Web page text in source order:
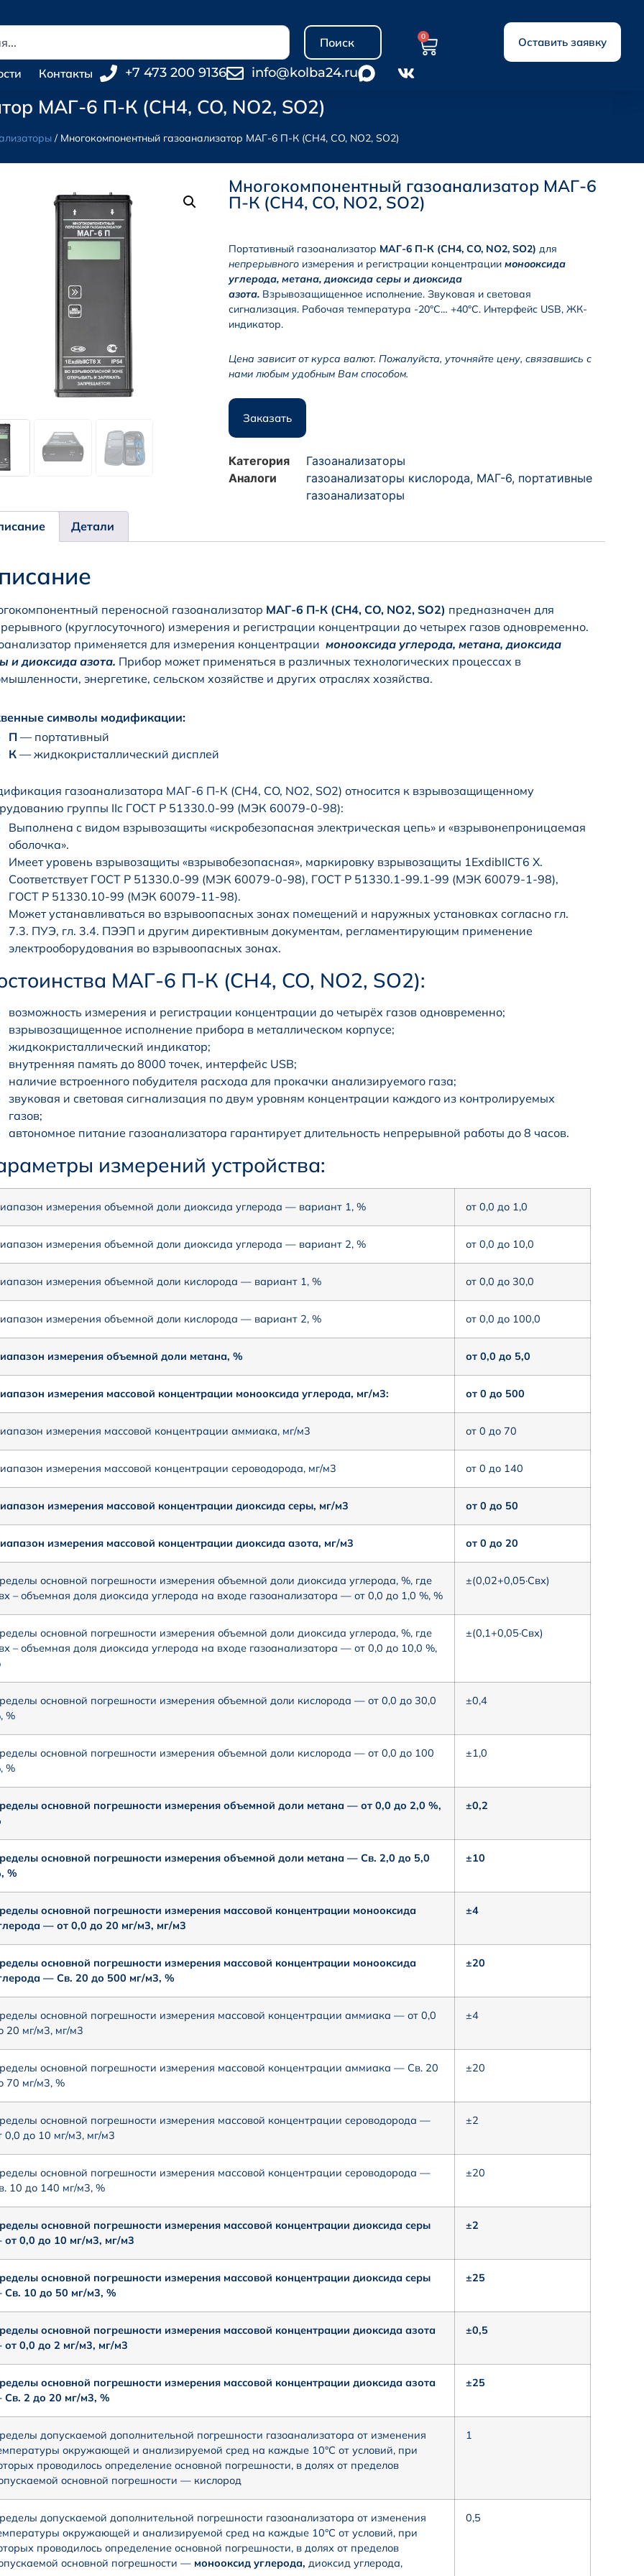
Поиск 0 Оставить заявку
Контакты +7 473 200 9136 info@kolba24.ru
МАГ-6 П-К (CH4, CO, NO2, SO2)
/ Многокомпонентный газоанализатор МАГ-6 П-К (CH4, CO, NO2, SO2)
Многокомпонентный газоанализатор МАГ-6
П-К (CH4, CO, NO2, SO2)
Портативный газоанализатор МАГ-6 П-К (CH4, CO, NO2, SO2) для
непрерывного измерения и регистрации концентрации монооксида
углерода, метана, диоксида серы и диоксида
азота. Взрывозащищенное исполнение. Звуковая и световая
сигнализация. Рабочая температура -20°С… +40°С. Интерфейс USB, ЖК-
индикатор.
Цена зависит от курса валют. Пожалуйста, уточняйте цену, связавшись с
нами любым удобным Вам способом.
Заказать
Категория
Газоанализаторы
Аналоги
газоанализаторы кислорода, МАГ-6, портативные
газоанализаторы
Детали
переносной газоанализатор МАГ-6 П-К (CH4, CO, NO2, SO2) предназначен для
(круглосуточного) измерения и регистрации концентрации до четырех газов одновременно.
применяется для измерения концентрации монооксида углерода, метана, диоксида
и диоксида азота. Прибор может применяться в различных технологических процессах в
энергетике, сельском хозяйстве и других отраслях хозяйства.
символы модификации:
П — портативный
К — жидкокристаллический дисплей
газоанализатора МАГ-6 П-К (CH4, CO, NO2, SO2) относится к взрывозащищенному
группы IIc ГОСТ Р 51330.0-99 (МЭК 60079-0-98):
Выполнена с видом взрывозащиты «искробезопасная электрическая цепь» и «взрывонепроницаемая
оболочка».
Имеет уровень взрывозащиты «взрывобезопасная», маркировку взрывозащиты 1ExdibIICT6 X.
Соответствует ГОСТ Р 51330.0-99 (МЭК 60079-0-98), ГОСТ Р 51330.1-99.1-99 (МЭК 60079-1-98),
ГОСТ Р 51330.10-99 (МЭК 60079-11-98).
Может устанавливаться во взрывоопасных зонах помещений и наружных установках согласно гл.
7.3. ПУЭ, гл. 3.4. ПЭЭП и другим директивным документам, регламентирующим применение
электрооборудования во взрывоопасных зонах.
МАГ-6 П-К (CH4, CO, NO2, SO2):
возможность измерения и регистрации концентрации до четырёх газов одновременно;
взрывозащищенное исполнение прибора в металлическом корпусе;
жидкокристаллический индикатор;
внутренняя память до 8000 точек, интерфейс USB;
наличие встроенного побудителя расхода для прокачки анализируемого газа;
звуковая и световая сигнализация по двум уровням концентрации каждого из контролируемых
газов;
автономное питание газоанализатора гарантирует длительность непрерывной работы до 8 часов.
измерений устройства:
измерения объемной доли диоксида углерода — вариант 1, % от 0,0 до 1,0
измерения объемной доли диоксида углерода — вариант 2, % от 0,0 до 10,0
измерения объемной доли кислорода — вариант 1, % от 0,0 до 30,0
измерения объемной доли кислорода — вариант 2, % от 0,0 до 100,0
измерения объемной доли метана, % от 0,0 до 5,0
измерения массовой концентрации монооксида углерода, мг/м3: от 0 до 500
измерения массовой концентрации аммиака, мг/м3 от 0 до 70
измерения массовой концентрации сероводорода, мг/м3 от 0 до 140
измерения массовой концентрации диоксида серы, мг/м3 от 0 до 50
измерения массовой концентрации диоксида азота, мг/м3 от 0 до 20
основной погрешности измерения объемной доли диоксида углерода, %, где
– объемная доля диоксида углерода на входе газоанализатора — от 0,0 до 1,0 %, %
±(0,02+0,05·Cвх)
основной погрешности измерения объемной доли диоксида углерода, %, где
– объемная доля диоксида углерода на входе газоанализатора — от 0,0 до 10,0 %,
±(0,1+0,05·Cвх)
основной погрешности измерения объемной доли кислорода — от 0,0 до 30,0
%
±0,4
основной погрешности измерения объемной доли кислорода — от 0,0 до 100
%
±1,0
основной погрешности измерения объемной доли метана — от 0,0 до 2,0 %,
±0,2
основной погрешности измерения объемной доли метана — Св. 2,0 до 5,0
%
±10
основной погрешности измерения массовой концентрации монооксида
— от 0,0 до 20 мг/м3, мг/м3
±4
основной погрешности измерения массовой концентрации монооксида
— Св. 20 до 500 мг/м3, %
±20
основной погрешности измерения массовой концентрации аммиака — от 0,0
20 мг/м3, мг/м3
±4
основной погрешности измерения массовой концентрации аммиака — Св. 20
70 мг/м3, %
±20
основной погрешности измерения массовой концентрации сероводорода —
0,0 до 10 мг/м3, мг/м3
±2
основной погрешности измерения массовой концентрации сероводорода —
10 до 140 мг/м3, %
±20
основной погрешности измерения массовой концентрации диоксида серы
0,0 до 10 мг/м3, мг/м3
±2
основной погрешности измерения массовой концентрации диоксида серы
10 до 50 мг/м3, %
±25
основной погрешности измерения массовой концентрации диоксида азота
0,0 до 2 мг/м3, мг/м3
±0,5
основной погрешности измерения массовой концентрации диоксида азота
2 до 20 мг/м3, %
±25
допускаемой дополнительной погрешности газоанализатора от изменения
окружающей и анализируемой сред на каждые 10°С от условий, при
проводилось определение основной погрешности, в долях от пределов
основной погрешности — кислород
1
допускаемой дополнительной погрешности газоанализатора от изменения
окружающей и анализируемой сред на каждые 10°С от условий, при
проводилось определение основной погрешности, в долях от пределов
основной погрешности — монооксид углерода, диоксид углерода,
0,5